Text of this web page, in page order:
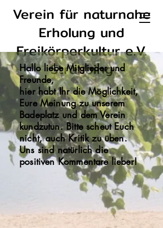
Verein für naturnahe
Erholung und
Freikörperkultur e.V.
Straubing
Hallo liebe Mitglieder und
Freunde,
hier habt Ihr die Möglichkeit,
Eure Meinung zu unserem
Badeplatz und dem Verein
kundzutun. Bitte scheut Euch
nicht, auch Kritik zu üben.
Uns sind natürlich die
positiven Kommentare lieber!